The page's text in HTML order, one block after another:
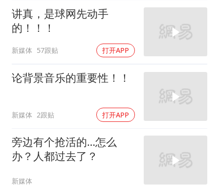
讲真，是球网先动手
的！！！
新媒体 57跟贴 打开APP
论背景音乐的重要性！！
新媒体 2跟贴 打开APP
旁边有个抢活的…怎么
办？人都过去了？
新媒体